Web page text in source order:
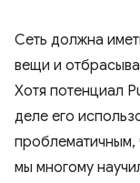
Сеть должна
вещи и
Хотя потенциал
деле его
проблематичным,
мы многому